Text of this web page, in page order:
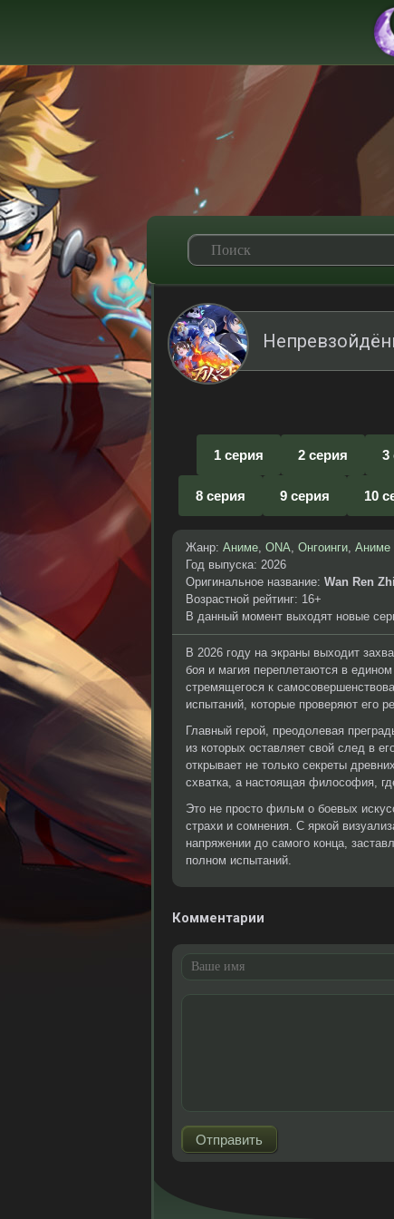
1 серия 2 серия 3
8 серия 9 серия 10
Жанр: Аниме, ONA, Онгоинги, Аниме
Год выпуска: 2026
Оригинальное название: Wan Ren
Возрастной рейтинг: 16+
В данный момент выходят новые
В 2026 году на экраны выходит
боя и магия переплетаются в
стремящегося к
испытаний, которые проверяют его
Главный герой, преодолевая
из которых оставляет свой след в
открывает не только секреты
схватка, а настоящая философия,
Это не просто фильм о боевых
страхи и сомнения. С яркой
напряжении до самого конца,
полном испытаний.
Комментарии